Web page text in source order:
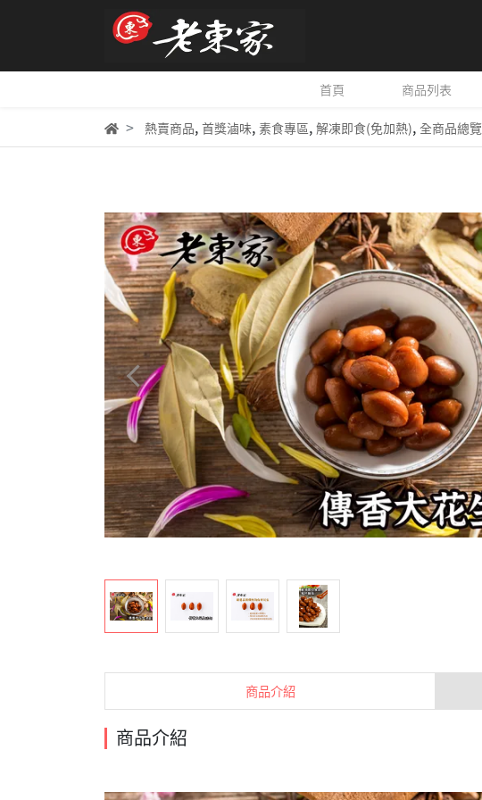
首頁 商品列表
熱賣商品, 首獎滷味, 素食專區, 解凍即食(免加熱), 全商品總覽
商品介紹
商品介紹